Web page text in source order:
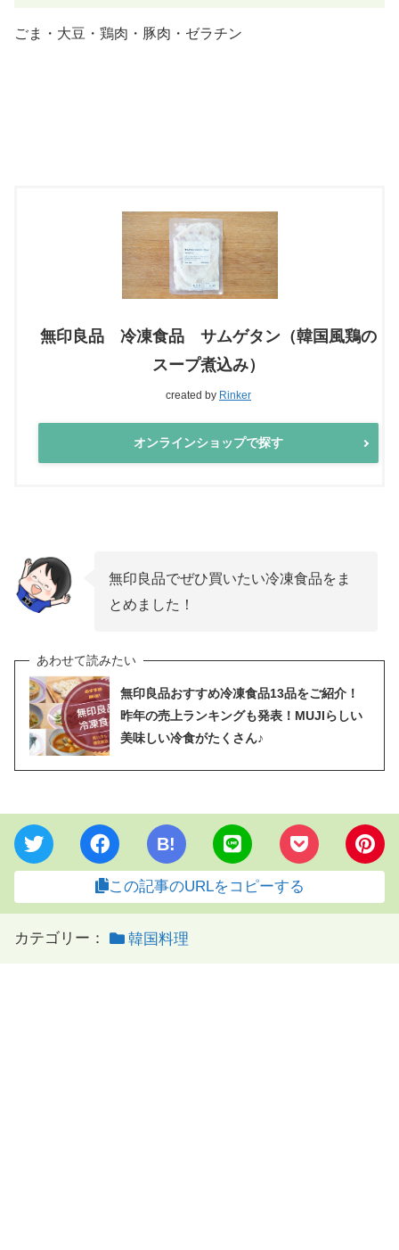
ごま・大豆・鶏肉・豚肉・ゼラチン
無印良品 冷凍食品 サムゲタン（韓国風鶏の
スープ煮込み）
created by Rinker
オンラインショップで探す
無印良品でぜひ買いたい冷凍食品をま
とめました！
無印良品おすすめ冷凍食品13品をご紹介！
昨年の売上ランキングも発表！MUJIらしい
美味しい冷食がたくさん♪
B!
この記事のURLをコピーする
カテゴリー： 韓国料理